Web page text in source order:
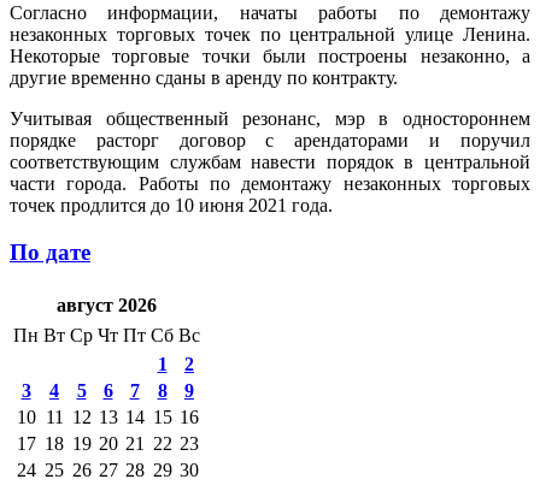
Согласно информации, начаты работы по демонтажу
незаконных торговых точек по центральной улице Ленина.
Некоторые торговые точки были построены незаконно, а
другие временно сданы в аренду по контракту.
Учитывая общественный резонанс, мэр в одностороннем
порядке расторг договор с арендаторами и поручил
соответствующим службам навести порядок в центральной
части города. Работы по демонтажу незаконных торговых
точек продлится до 10 июня 2021 года.
По дате
август 2026
Пн Вт Ср Чт Пт Сб Вс
1
2
3
4 5 6 7 8
9
10 11 12 13 14 15 16
17 18 19 20 21 22 23
24 25 26 27 28 29 30